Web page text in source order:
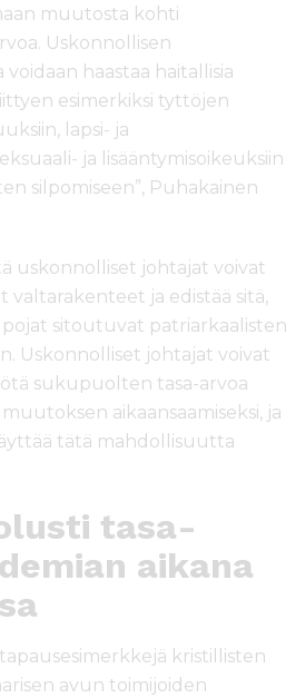
muutosta kohti
Uskonnollisen
haastaa haitallisia
esimerkiksi tyttöjen
lapsi- ja
ja lisääntymisoikeuksiin
silpomiseen”, Puhakainen
uskonnolliset johtajat voivat
valtarakenteet ja edistää sitä,
sitoutuvat patriarkaalisten
Uskonnolliset johtajat voivat
sukupuolten tasa-arvoa
aikaansaamiseksi, ja
tätä mahdollisuutta
tasa-
aikana
kristillisten
avun toimijoiden